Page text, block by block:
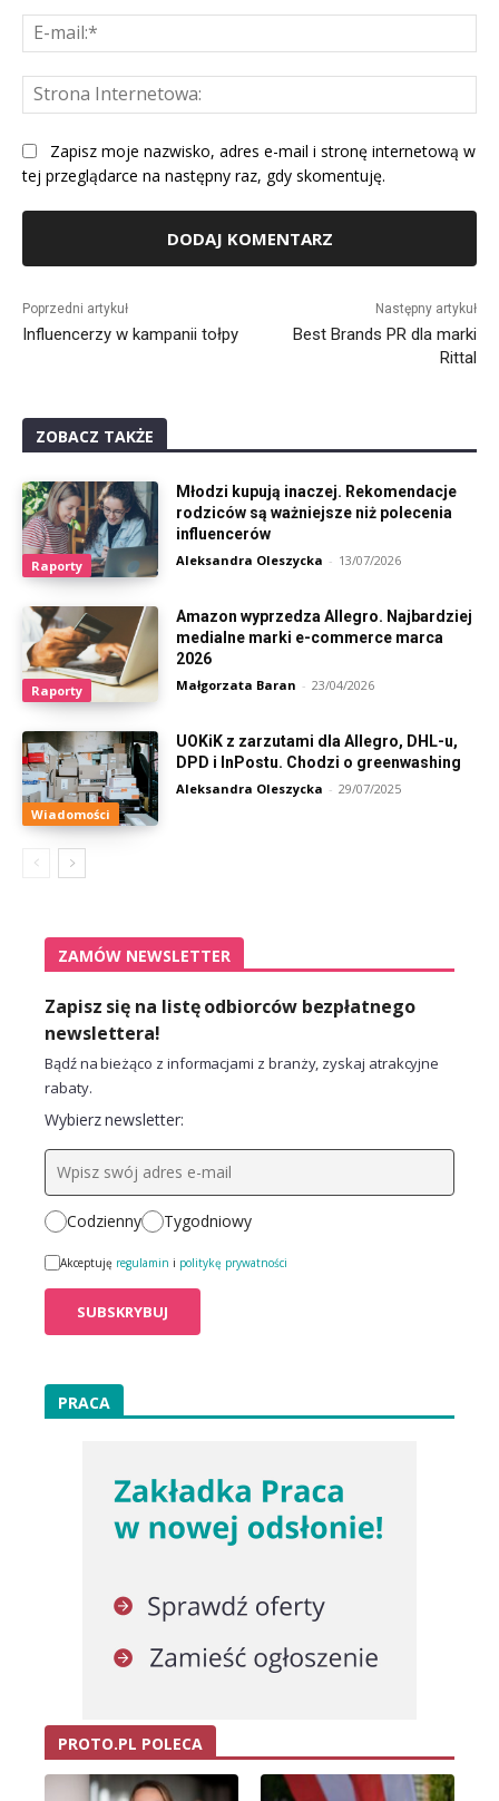
Zapisz moje nazwisko, adres e-mail i stronę internetową w
tej przeglądarce na następny raz, gdy skomentuję.
Poprzedni artykuł
Influencerzy w kampanii tołpy
Następny artykuł
Best Brands PR dla marki
Rittal
ZOBACZ TAKŻE
Raporty
Młodzi kupują inaczej. Rekomendacje
rodziców są ważniejsze niż polecenia
influencerów
Aleksandra Oleszycka - 13/07/2026
Raporty
Amazon wyprzedza Allegro. Najbardziej
medialne marki e-commerce marca
2026
Małgorzata Baran - 23/04/2026
Wiadomości
UOKiK z zarzutami dla Allegro, DHL-u,
DPD i InPostu. Chodzi o greenwashing
Aleksandra Oleszycka - 29/07/2025
ZAMÓW NEWSLETTER
Zapisz się na listę odbiorców bezpłatnego
newslettera!
Bądź na bieżąco z informacjami z branży, zyskaj atrakcyjne
rabaty.
Wybierz newsletter:
Codzienny Tygodniowy
Akceptuję regulamin i politykę prywatności
PRACA
PROTO.PL POLECA